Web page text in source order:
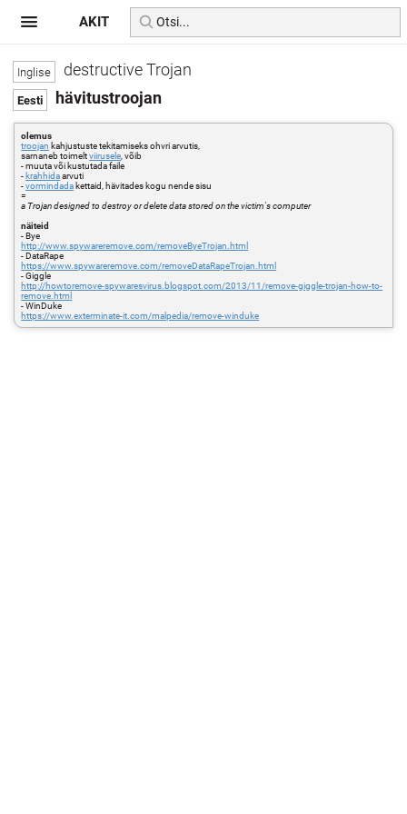
destructive Trojan
hävitustroojan
olemus
troojan kahjustuste tekitamiseks ohvri arvutis,
sarnaneb toimeltviirusele , võib
- muuta või kustutada faile
- krahhidaarvuti
-vormindada kettaid, hävitades kogu nende sisu
=
a Trojan designed to destroy or delete data stored on the victim's computer
näiteid
- Bye
http://www.spywareremove.com/removeByeTrojan.html
- DataRape
https://www.spywareremove.com/removeDataRapeTrojan.html
- Giggle
http://howtoremove-spywaresvirus.blogspot.com/2013/11/remove-giggle-trojan-how-to-
remove.html
- WinDuke
https://www.exterminate-it.com/malpedia/remove-winduke
AKIT